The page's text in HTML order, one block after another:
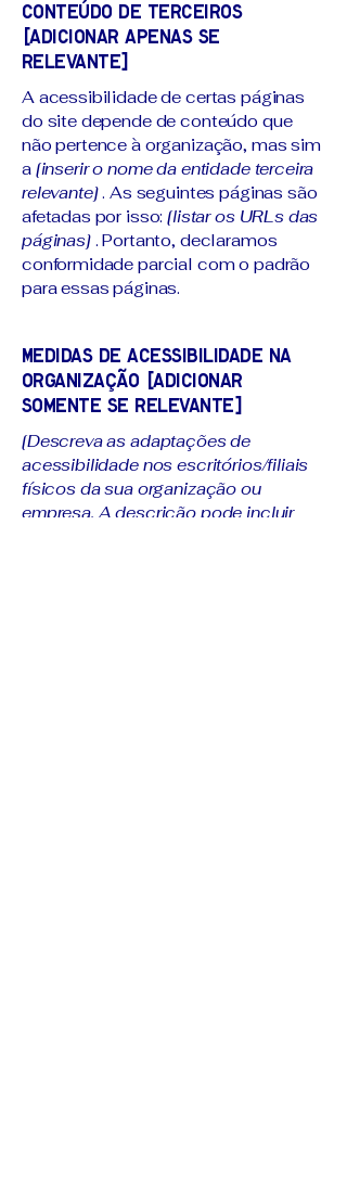
conteúdo de terceiros
[adicionar apenas se
relevante]
A acessibilidade de certas páginas
do site depende de conteúdo que
não pertence à organização, mas sim
a [inserir o nome da entidade terceira
relevante]. As seguintes páginas são
afetadas por isso:[listar os URLs das
páginas]. Portanto, declaramos
conformidade parcial com o padrão
para essas páginas.
Medidas de acessibilidade na
organização [adicionar
somente se relevante]
[Descreva as adaptações de
acessibilidade nos escritórios/filiais
físicos da sua organização ou
empresa. A descrição pode incluir